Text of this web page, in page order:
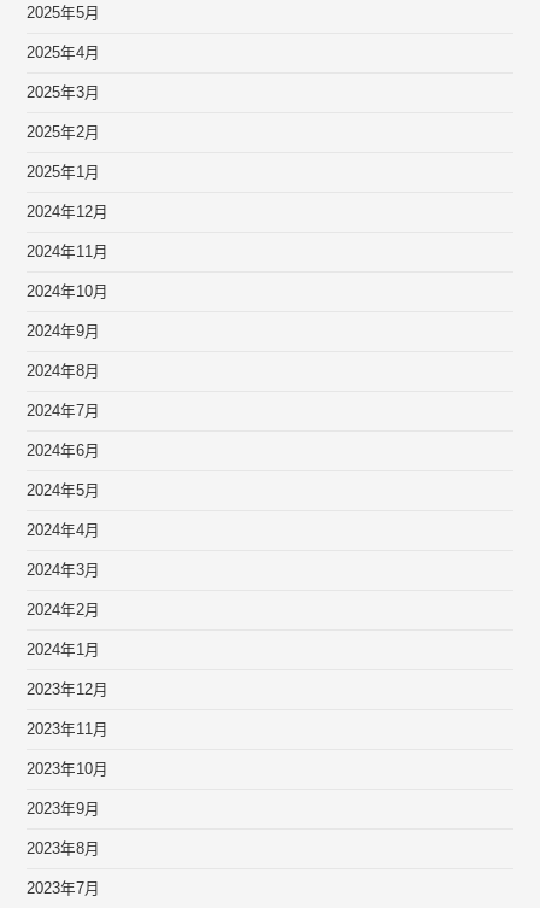
2025年5月
2025年4月
2025年3月
2025年2月
2025年1月
2024年12月
2024年11月
2024年10月
2024年9月
2024年8月
2024年7月
2024年6月
2024年5月
2024年4月
2024年3月
2024年2月
2024年1月
2023年12月
2023年11月
2023年10月
2023年9月
2023年8月
2023年7月